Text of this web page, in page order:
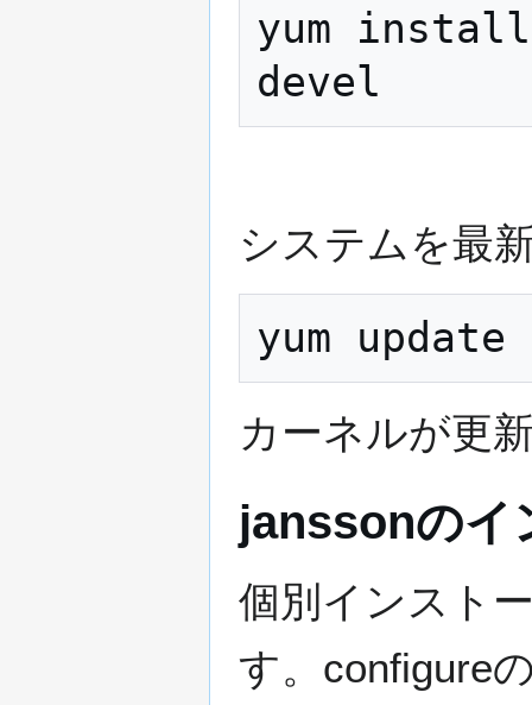
yum
システムを最
カーネルが更
janssonのイ
個別インスト
す。configure